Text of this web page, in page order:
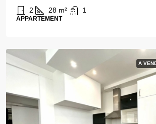
2 28 m² 1
APPARTEMENT
A